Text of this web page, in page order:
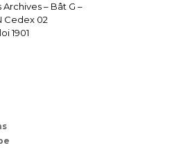
– Bât G –
Cedex 02
1901